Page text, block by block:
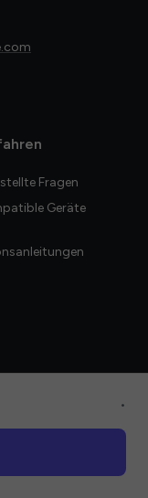
Fragen
Geräte
•